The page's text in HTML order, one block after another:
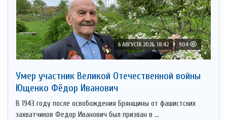
6 АВГУСТА 2026, 18:42 904
Умер участник Великой Отечественной войны
Ющенко Фёдор Иванович
В 1943 году после освобождения Брянщины от фашистских
захватчиков Федор Иванович был призван в ...